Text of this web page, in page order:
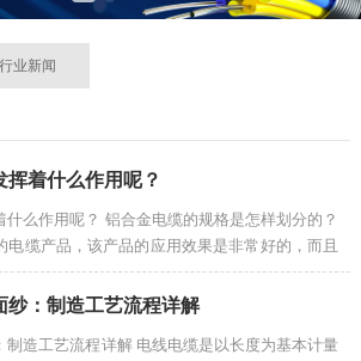
行业新闻
着什么作用呢？
么作用呢？ 铝合金电缆的规格是怎样划分的？
电缆产品，该产品的应用效果是非常好的，而且
性能是非常...
纱：制造工艺流程详解
制造工艺流程详解 电线电缆是以长度为基本计量